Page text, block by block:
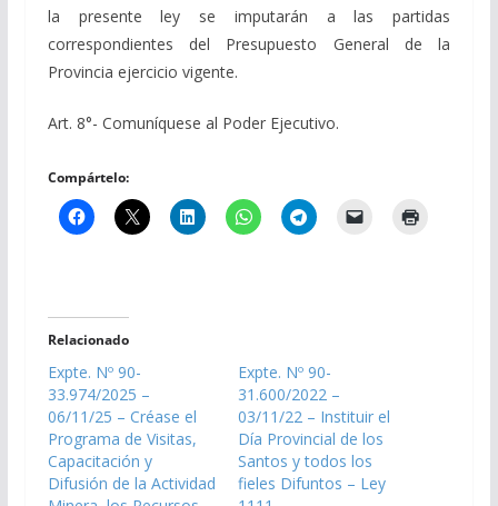
la presente ley se imputarán a las partidas
correspondientes del Presupuesto General de la
Provincia ejercicio vigente.
Art. 8°- Comuníquese al Poder Ejecutivo.
Compártelo:
Relacionado
Expte. Nº 90-
33.974/2025 –
06/11/25 – Créase el
Programa de Visitas,
Capacitación y
Difusión de la Actividad
Expte. Nº 90-
31.600/2022 –
03/11/22 – Instituir el
Día Provincial de los
Santos y todos los
fieles Difuntos – Ley